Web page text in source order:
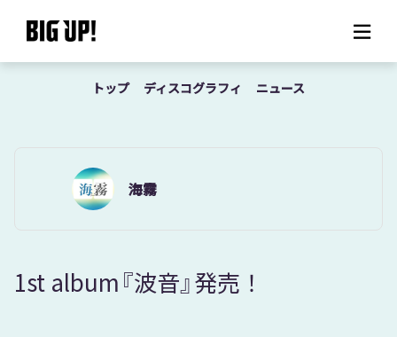
BIG UP!について
料金プラン
ご利用の流れ
トップ ディスコグラフィ ニュース
海霧
1st album『波音』発売！